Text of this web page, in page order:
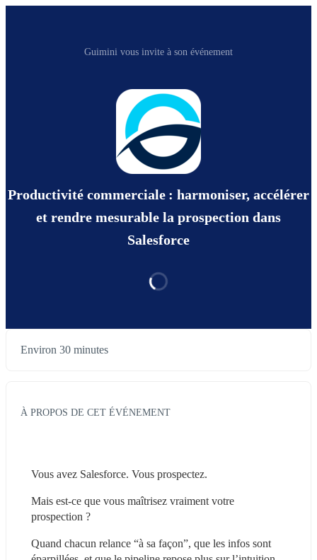
Guimini vous invite à son événement
Productivité commerciale : harmoniser, accélérer
et rendre mesurable la prospection dans
Salesforce
Environ 30 minutes
À PROPOS DE CET ÉVÉNEMENT
Vous avez Salesforce. Vous prospectez.
Mais est-ce que vous maîtrisez vraiment votre
prospection ?
Quand chacun relance “à sa façon”, que les infos sont